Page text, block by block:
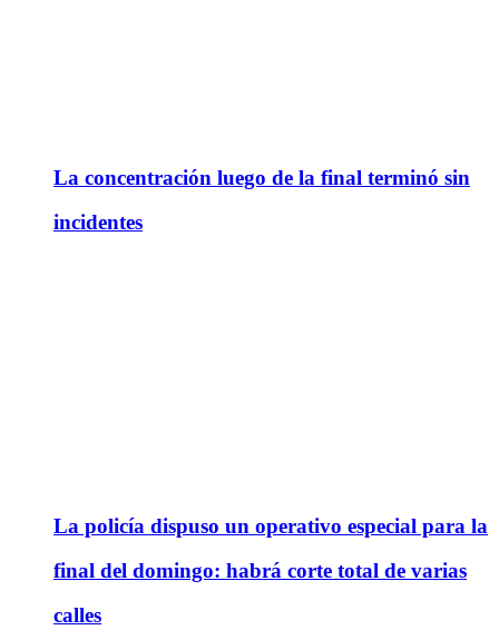
La concentración luego de la final terminó sin
incidentes
La policía dispuso un operativo especial para la
final del domingo: habrá corte total de varias
calles